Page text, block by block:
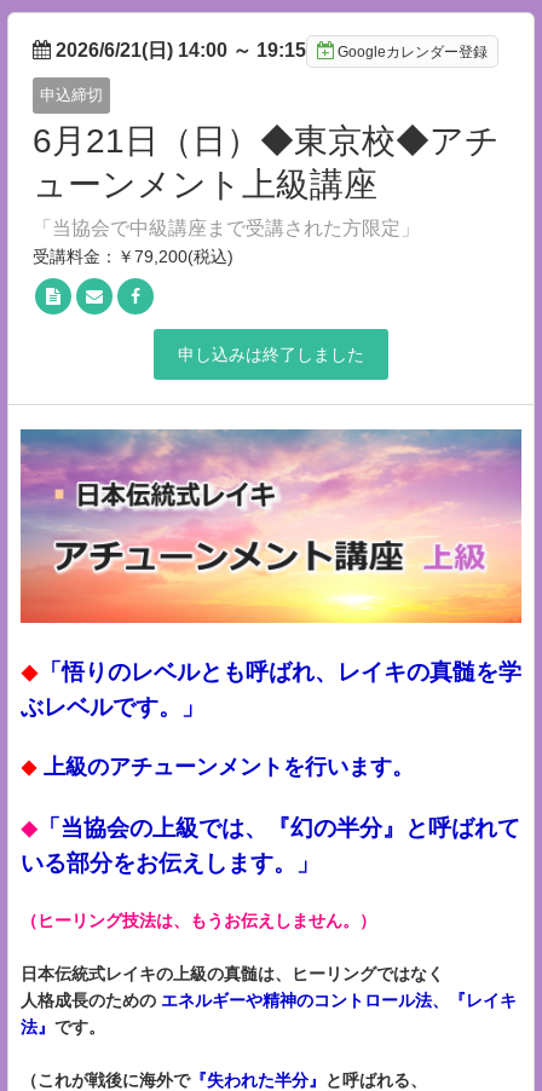
2026/6/21(日) 14:00 ～ 19:15 Googleカレンダー登録
申込締切
6月21日（日）◆東京校◆アチ
ューンメント上級講座
「当協会で中級講座まで受講された方限定」
受講料金：￥79,200(税込)
申し込みは終了しました
◆
「悟りのレベルとも呼ばれ、レイキの真髄を学
ぶレベルです。」
◆ 上級のアチューンメントを行います。
◆
「当協会の上級では、『幻の半分』と呼ばれて
いる部分をお伝えします。」
（ヒーリング技法は、もうお伝えしません。）
日本伝統式レイキの上級の真髄は、ヒーリングではなく
人格成長のための エネルギーや精神のコントロール法、『レイキ
法』 です。
（これが戦後に海外で『失われた半分』
と呼ばれる、